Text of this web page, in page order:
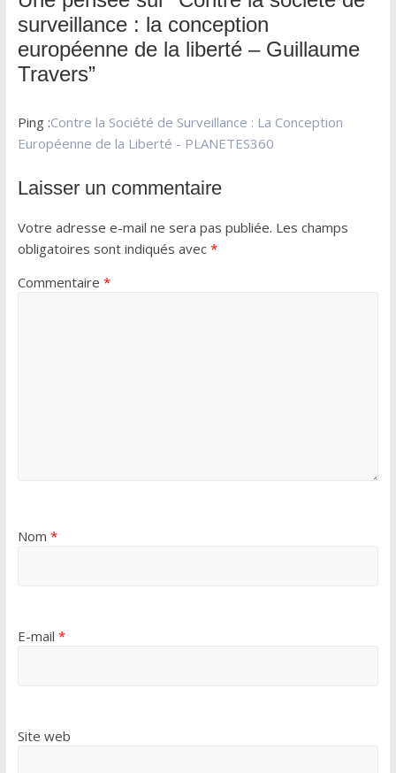
surveillance : la conception
européenne de la liberté – Guillaume
Travers”
Ping :Contre la Société de Surveillance : La Conception
Européenne de la Liberté - PLANETES360
Laisser un commentaire
Votre adresse e-mail ne sera pas publiée. Les champs
obligatoires sont indiqués avec *
Commentaire *
Nom *
E-mail *
Site web